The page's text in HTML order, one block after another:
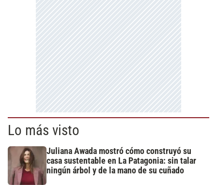
Lo más visto
Juliana Awada mostró cómo construyó su
casa sustentable en La Patagonia: sin talar
ningún árbol y de la mano de su cuñado